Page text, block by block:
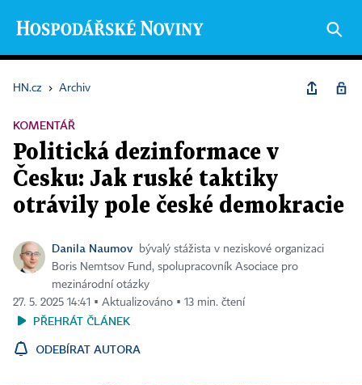
HN.cz › Archiv
KOMENTÁŘ
Politická dezinformace v
Česku: Jak ruské taktiky
otrávily pole české demokracie
Danila Naumov
bývalý stážista v neziskové organizaci
Boris Nemtsov Fund, spolupracovník Asociace pro
mezinárodní otázky
27. 5. 2025 14:41 ▪ Aktualizováno ▪ 13 min. čtení
PŘEHRÁT ČLÁNEK
ODEBÍRAT AUTORA